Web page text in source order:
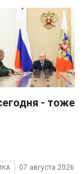
- тоже
07 августа 2026